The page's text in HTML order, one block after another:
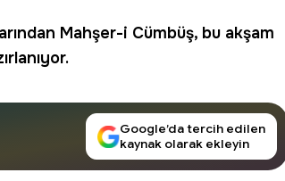
Mahşer-i Cümbüş, bu akşam
Google’da tercih edilen
kaynak olarak ekleyin